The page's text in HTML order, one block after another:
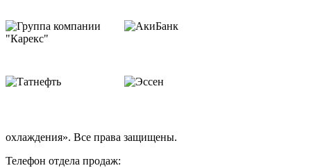
охлаждения». Все права защищены.
Телефон отдела продаж: